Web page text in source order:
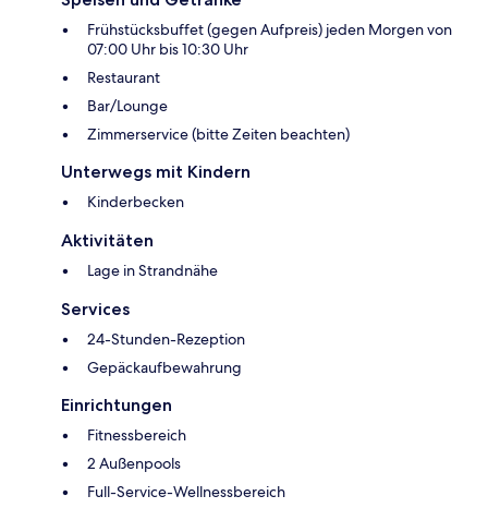
Frühstücksbuffet (gegen Aufpreis) jeden Morgen von
07:00 Uhr bis 10:30 Uhr
Restaurant
Bar/Lounge
Zimmerservice (bitte Zeiten beachten)
Unterwegs mit Kindern
Kinderbecken
Aktivitäten
Lage in Strandnähe
Services
24-Stunden-Rezeption
Gepäckaufbewahrung
Einrichtungen
Fitnessbereich
2 Außenpools
Full-Service-Wellnessbereich